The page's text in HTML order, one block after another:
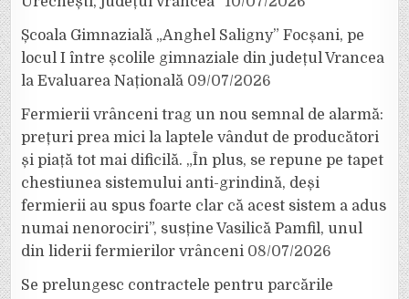
Școala Gimnazială „Anghel Saligny” Focșani, pe
locul I între școlile gimnaziale din județul Vrancea
la Evaluarea Națională 09/07/2026
Fermierii vrânceni trag un nou semnal de alarmă:
prețuri prea mici la laptele vândut de producători
și piață tot mai dificilă. „În plus, se repune pe tapet
chestiunea sistemului anti-grindină, deși
fermierii au spus foarte clar că acest sistem a adus
numai nenorociri”, susține Vasilică Pamfil, unul
din liderii fermierilor vrânceni 08/07/2026
Se prelungesc contractele pentru parcările